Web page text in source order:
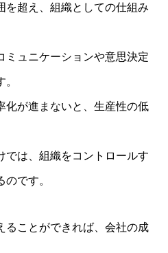
を超え、組織としての仕組み
ミュニケーションや意思決定
化が進まないと、生産性の低
では、組織をコントロールす
です。
ることができれば、会社の成